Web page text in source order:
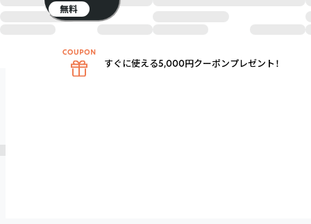
無料
すぐに使える5,000円クーポンプレゼント！